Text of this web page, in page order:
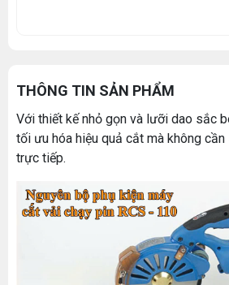
THÔNG TIN SẢN PHẨM
Với thiết kế nhỏ gọn và lưỡi dao sắc
tối ưu hóa hiệu quả cắt mà không
trực tiếp.